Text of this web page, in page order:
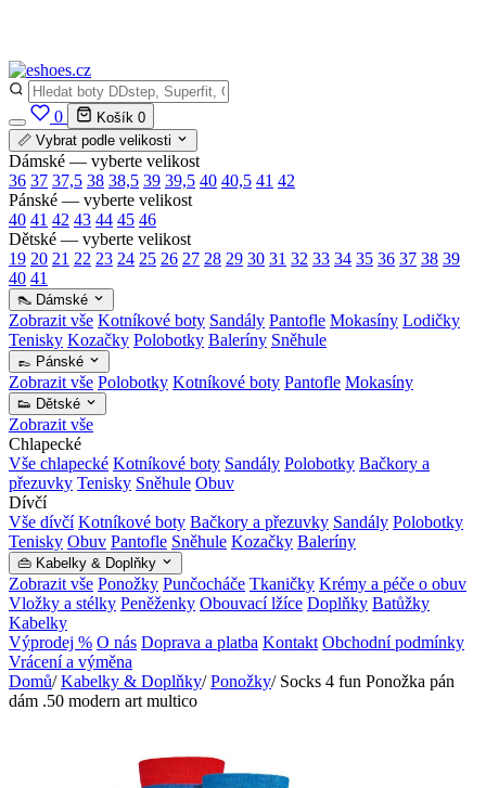
0 Košík 0
📏 Vybrat podle velikosti
Dámské — vyberte velikost
36 37 37,5 38 38,5 39 39,5 40 40,5 41 42
Pánské — vyberte velikost
40 41 42 43 44 45 46
Dětské — vyberte velikost
19 20 21 22 23 24 25 26 27 28 29 30 31 32 33 34 35 36 37 38 39
40 41
👠 Dámské
Zobrazit vše Kotníkové boty Sandály Pantofle Mokasíny Lodičky
Tenisky Kozačky Polobotky Baleríny Sněhule
👞 Pánské
Zobrazit vše Polobotky Kotníkové boty Pantofle Mokasíny
👟 Dětské
Zobrazit vše
Chlapecké
Vše chlapecké Kotníkové boty Sandály Polobotky Bačkory a
přezuvky Tenisky Sněhule Obuv
Dívčí
Vše dívčí Kotníkové boty Bačkory a přezuvky Sandály Polobotky
Tenisky Obuv Pantofle Sněhule Kozačky Baleríny
👜 Kabelky & Doplňky
Zobrazit vše Ponožky Punčocháče Tkaničky Krémy a péče o obuv
Vložky a stélky Peněženky Obouvací lžíce Doplňky Batůžky
Kabelky
Výprodej % O nás Doprava a platba Kontakt Obchodní podmínky
Vrácení a výměna
Domů/ Kabelky & Doplňky/ Ponožky/ Socks 4 fun Ponožka pán
dám .50 modern art multico